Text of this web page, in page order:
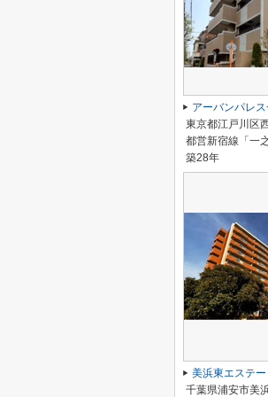
アーバンパレ
東京都江戸川区
都営新宿線「一
築28年
美浜東エステ
千葉県浦安市美